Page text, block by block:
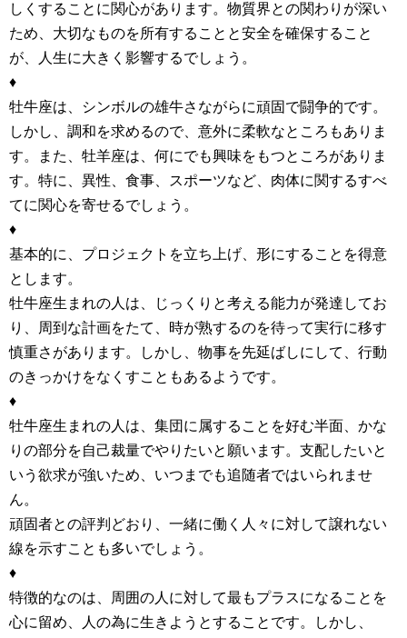
しくすることに関心があります。物質界との関わりが深い
ため、大切なものを所有することと安全を確保すること
が、人生に大きく影響するでしょう。
♦
牡牛座は、シンボルの雄牛さながらに頑固で闘争的です。
しかし、調和を求めるので、意外に柔軟なところもありま
す。また、牡羊座は、何にでも興味をもつところがありま
す。特に、異性、食事、スポーツなど、肉体に関するすべ
てに関心を寄せるでしょう。
♦
基本的に、プロジェクトを立ち上げ、形にすることを得意
とします。
牡牛座生まれの人は、じっくりと考える能力が発達してお
り、周到な計画をたて、時が熟するのを待って実行に移す
慎重さがあります。しかし、物事を先延ばしにして、行動
のきっかけをなくすこともあるようです。
♦
牡牛座生まれの人は、集団に属することを好む半面、かな
りの部分を自己裁量でやりたいと願います。支配したいと
いう欲求が強いため、いつまでも追随者ではいられませ
ん。
頑固者との評判どおり、一緒に働く人々に対して譲れない
線を示すことも多いでしょう。
♦
特徴的なのは、周囲の人に対して最もプラスになることを
心に留め、人の為に生きようとすることです。しかし、